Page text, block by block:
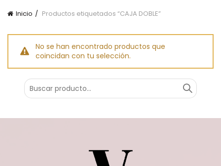
Inicio Productos etiquetados “CAJA DOBLE”
No se han encontrado productos que
coincidan con tu selección.
Buscar
por: